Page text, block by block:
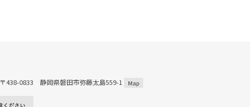
〒438-0833 静岡県磐田市弥藤太島559-1 Map